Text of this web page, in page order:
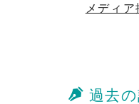
メディ
過去